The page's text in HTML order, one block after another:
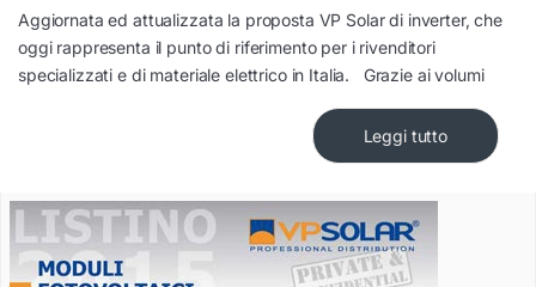
Aggiornata ed attualizzata la proposta VP Solar di inverter, che
oggi rappresenta il punto di riferimento per i rivenditori
specializzati e di materiale elettrico in Italia. Grazie ai volumi
Leggi tutto